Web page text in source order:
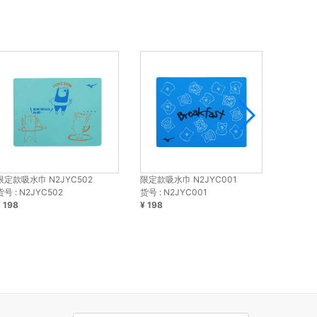
定款吸水巾 N2JYC502
号 : N2JYC502
198
限定款吸水巾 N2JYC001
货号 : N2JYC001
¥ 198